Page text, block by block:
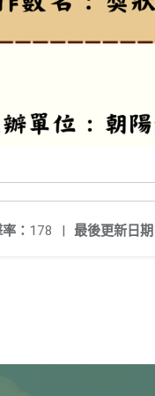
最後更新日期
： 178 |